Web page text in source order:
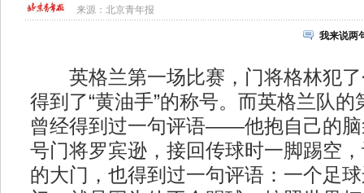
来源：北京青年报
我来说两
英格兰第一场比赛，门将格林犯了
得到了“黄油手”的称号。而英格兰队
曾经得到过一句评语——他抱自己的脑
号门将罗宾逊，接回传球时一脚踢空
的大门，也得到过一句评语：一个足